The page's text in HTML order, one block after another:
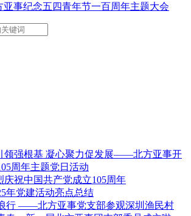
亚事纪念五四青年节一百周年主题大会
领强根基 凝心聚力促发展——北方亚事开
周年主题党日活动
庆祝中国共产党成立105周年
年党建活动亮点总结
行 ——北方亚事党支部参观深圳渔民村